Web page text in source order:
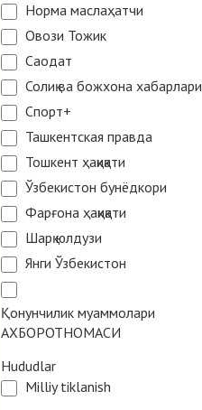
Норма маслаҳатчи
Овози Тожик
Саодат
Солиқ ва божхона хабарлари
Спорт+
Ташкентская правда
Тошкент ҳақиқати
Ўзбекистон бунёдкори
Фарғона ҳақиқати
Шарқ юлдузи
Янги Ўзбекистон
Қонунчилик муаммолари
АХБОРОТНОМАСИ
Hududlar
Milliy tiklanish